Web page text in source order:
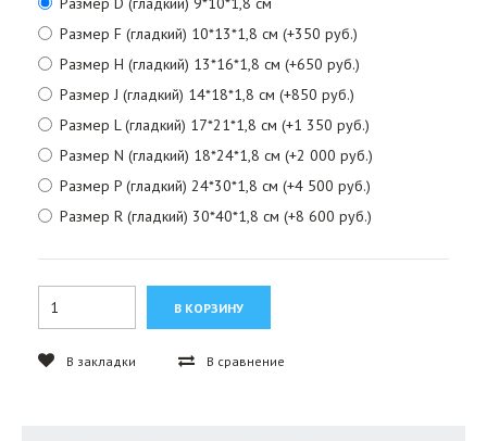
Размер F (гладкий) 10*13*1,8 см (+350 руб.)
Размер H (гладкий) 13*16*1,8 см (+650 руб.)
Размер J (гладкий) 14*18*1,8 см (+850 руб.)
Размер L (гладкий) 17*21*1,8 см (+1 350 руб.)
Размер N (гладкий) 18*24*1,8 см (+2 000 руб.)
Размер P (гладкий) 24*30*1,8 см (+4 500 руб.)
Размер R (гладкий) 30*40*1,8 см (+8 600 руб.)
В закладки В сравнение